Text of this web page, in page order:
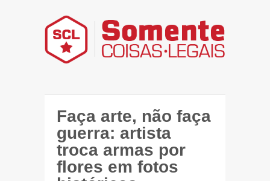
Faça arte, não faça
guerra: artista
troca armas por
flores em fotos